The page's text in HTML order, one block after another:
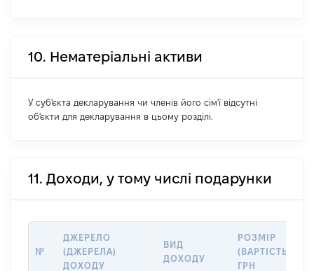
10. Нематеріальні активи
У суб'єкта декларування чи членів його сім'ї відсутні
об'єкти для декларування в цьому розділі.
11. Доходи, у тому числі подарунки
№
ДЖЕРЕЛО
(ДЖЕРЕЛА)
ДОХОДУ
ВИД
ДОХОДУ
РОЗМІР
(ВАРТІСТЬ),
ГРН